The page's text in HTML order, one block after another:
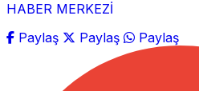
HABER MERKEZİ
Paylaş
Paylaş Paylaş